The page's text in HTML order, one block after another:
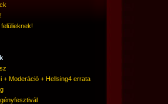
+ Moderáció + Hellsing4 errata